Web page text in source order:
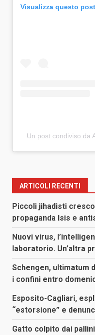
Visualizza questo
Un post condiviso da
ARTICOLI RECENTI
Piccoli jihadisti
propaganda Isis e
Nuovi virus,
laboratorio. Un’altra
Schengen, ultimatum
i confini entro
Esposito-Cagliari,
“estorsione” e
Gatto colpito dai